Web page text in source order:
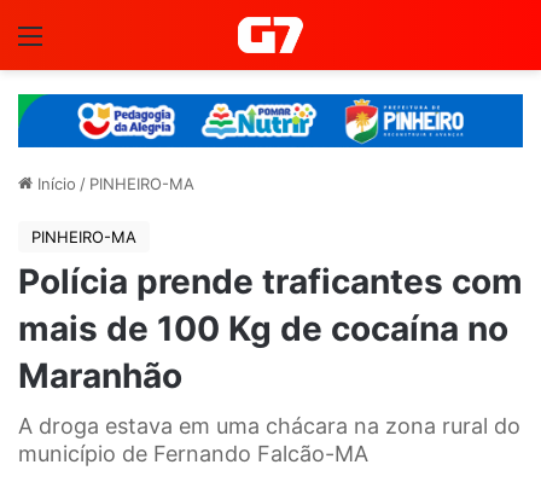
Início / PINHEIRO-MA
PINHEIRO-MA
Polícia prende traficantes com
mais de 100 Kg de cocaína no
Maranhão
A droga estava em uma chácara na zona rural do
município de Fernando Falcão-MA